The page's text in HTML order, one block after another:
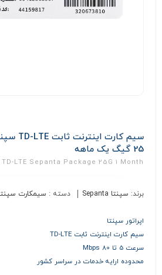
25 گیگ یک ماهه
LTE Sepanta Package 25G 1 Month
برند: سپنتا Sepanta دسته : سیمکارت
اپراتور سپنتا
سیم کارت اینترنت ثابت TD-LTE
سرعت 5 تا 80 Mbps
محدوده ارایه خدمات در سراسر کشور